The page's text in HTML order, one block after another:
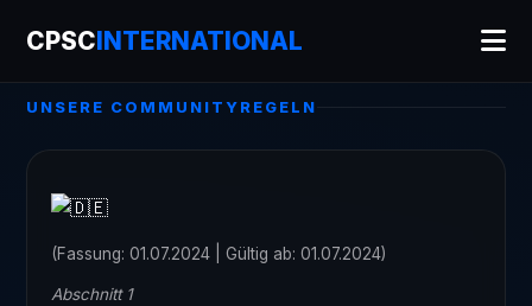
CPSCINTERNATIONAL
UNSERE COMMUNITYREGELN
(Fassung: 01.07.2024 | Gültig ab: 01.07.2024)
Abschnitt 1